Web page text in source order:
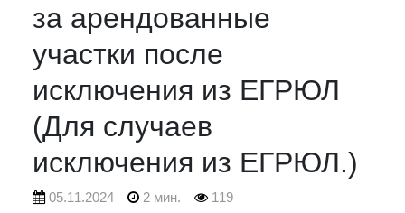
за арендованные
участки после
исключения из ЕГРЮЛ
(Для случаев
исключения из ЕГРЮЛ.)
05.11.2024 2 мин. 119